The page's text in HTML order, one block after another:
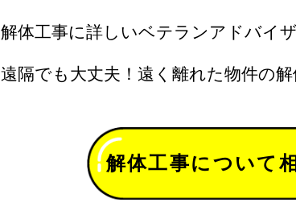
解体工事に詳しいベテランアドバイ
遠隔でも大丈夫！遠く離れた物件の
解体工事について